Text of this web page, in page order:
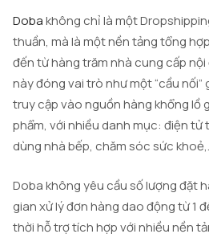
Dobakhông chỉ là một
thuần, mà là một nền tảng tổng
đến từ hàng trăm nhà cung cấp nội
này đóng vai trò như một “cầu nối”
truy cập vào nguồn hàng khổng lồ
phẩm, với nhiều danh mục: điện
dùng nhà bếp, chăm sóc sức
Doba không yêu cầu số lượng đặt
gian xử lý đơn hàng dao động từ 1
thời hỗ trợ tích hợp với nhiều nền